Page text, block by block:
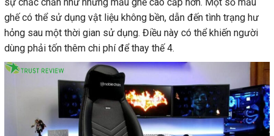
ghế có thể sử dụng vật liệu không bền, dẫn đến tình trạng hư
hỏng sau một thời gian sử dụng. Điều này có thể khiến người
dùng phải tốn thêm chi phí để thay thế 4.